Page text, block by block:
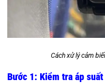
Cách xử lý cảm
Bước 1: Kiểm tra áp